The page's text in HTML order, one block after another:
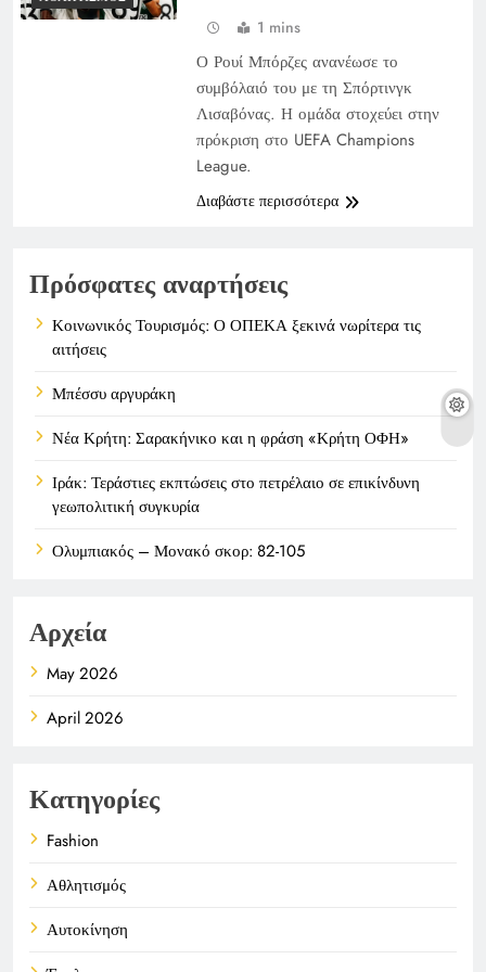
1 mins
Ο Ρουί Μπόρζες ανανέωσε το
συμβόλαιό του με τη Σπόρτινγκ
Λισαβόνας. Η ομάδα στοχεύει στην
πρόκριση στο UEFA Champions
League.
Διαβάστε περισσότερα
Πρόσφατες αναρτήσεις
Κοινωνικός Τουρισμός: Ο ΟΠΕΚΑ ξεκινά νωρίτερα τις
αιτήσεις
Μπέσσυ αργυράκη
Νέα Κρήτη: Σαρακήνικο και η φράση «Κρήτη ΟΦΗ»
Ιράκ: Τεράστιες εκπτώσεις στο πετρέλαιο σε επικίνδυνη
γεωπολιτική συγκυρία
Ολυμπιακός – Μονακό σκορ: 82-105
Αρχεία
May 2026
April 2026
Κατηγορίες
Fashion
Αθλητισμός
Αυτοκίνηση